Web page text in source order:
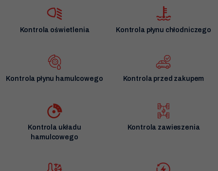
Kontrola oświetlenia Kontrola płynu chłodniczego
Kontrola płynu hamulcowego Kontrola przed zakupem
Kontrola układu
hamulcowego
Kontrola zawieszenia